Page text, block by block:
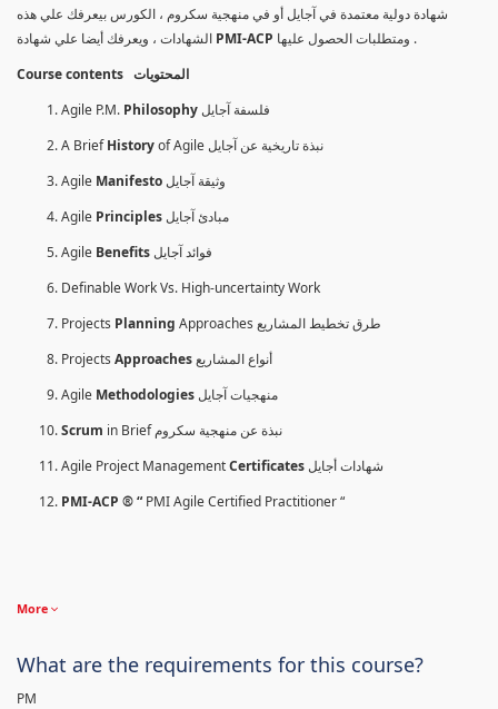
شهادة دولية معتمدة في آجايل أو في منهجية سكروم ، الكورس بيعرفك علي هذه
PMI-ACP
ومتطلبات الحصول عليها .
Agile P.M. Philosophyفلسفة آجايل
A BriefHistory
of Agile نبذة تاريخية عن آجايل
Agile Manifestoوثيقة آجايل
Agile Principlesمبادئ آجايل
Agile Benefitsفوائد آجايل
Definable Work Vs. High-uncertainty Work
Projects Planning
Approaches طرق تخطيط المشاريع
Projects Approachesأنواع المشاريع
Agile Methodologiesمنهجيات آجايل
Scrum
in Brief نبذة عن منهجية سكروم
Agile Project ManagementCertificatesشهادات أجايل
PMI-ACP ® “ PMI Agile Certified Practitioner “
More
What are the requirements for this course?
PM